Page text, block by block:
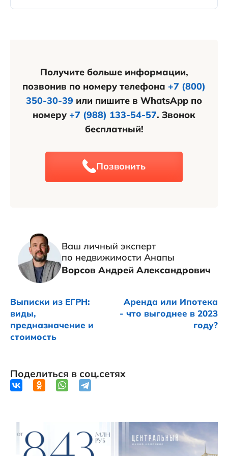
связано с повышенными рисками для банков в
банков.Получите больше информации,
позвонив по номеру телефона +7 (800)
350-30-39 или пишите в WhatsApp по
номеру +7 (988) 133-54-57. Звонок
бесплатный!
Позвонить
Ваш личный эксперт
по недвижимости Анапы
Ворсов Андрей Александрович
Выписки из ЕГРН:
виды,
предназначение и
стоимость
Аренда или Ипотека
- что выгоднее в 2023
году?
Поделиться в соц.сетях